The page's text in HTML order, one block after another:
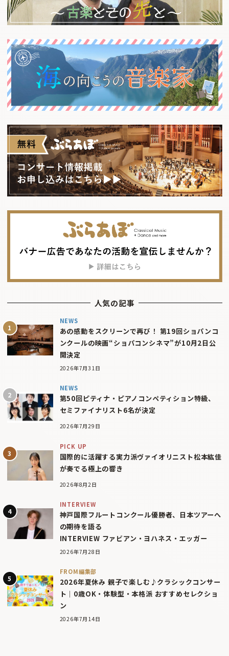
人気の記事
NEWS
あの感動をスクリーンで再び！ 第19回ショパンコ
ンクールの映画“ショパコンシネマ”が10月2日公
開決定
2026年7月31日
NEWS
第50回ピティナ・ピアノコンペティション特級、
セミファイナリスト6名が決定
2026年7月29日
PICK UP
国際的に活躍する実力派ヴァイオリニスト松本紘佳
が奏でる極上の響き
2026年8月2日
INTERVIEW
神戸国際フルートコンクール優勝者、日本ツアーへ
の期待を語る
INTERVIEW ファビアン・ヨハネス・エッガー
2026年7月28日
FROM編集部
2026年夏休み 親子で楽しむ♪クラシックコンサー
ト｜0歳OK・体験型・本格派 おすすめセレクショ
ン
2026年7月14日